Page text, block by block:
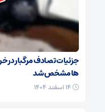
جزئیات تصادف مرگبار
ها مشخص شد